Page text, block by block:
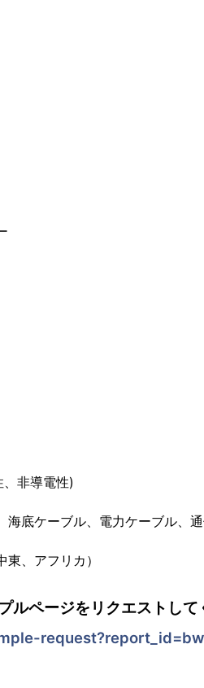
非導電性)
底ケーブル、電力ケーブル、通
、アフリカ）
ルページをリクエストして